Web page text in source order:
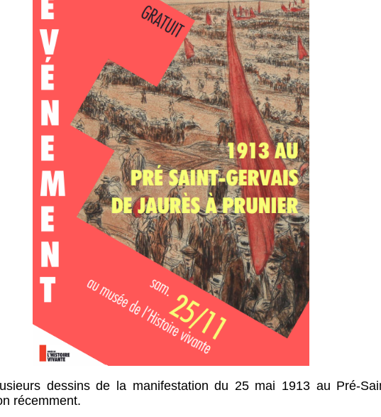
dessins de la manifestation du 25 mai 1913 au Pré-
récemment.